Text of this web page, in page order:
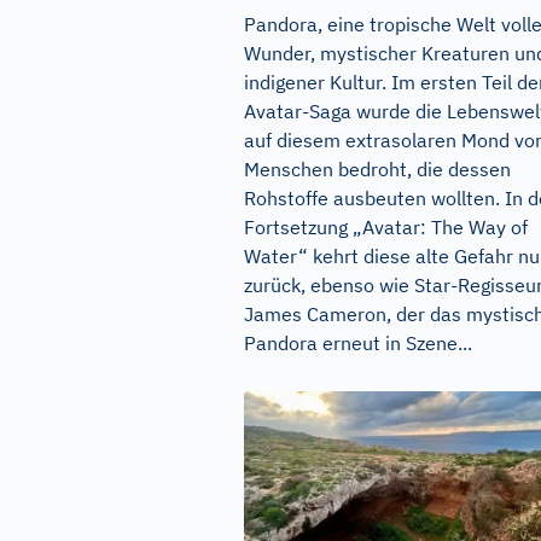
Pandora, eine tropische Welt
Wunder, mystischer Kreaturen
indigener Kultur. Im ersten Teil
Avatar-Saga wurde die
auf diesem extrasolaren Mond
Menschen bedroht, die dessen
Rohstoffe ausbeuten wollten. In
Fortsetzung „Avatar: The Way of
Water“ kehrt diese alte Gefahr
zurück, ebenso wie Star-
James Cameron, der das
Pandora erneut in Szene...